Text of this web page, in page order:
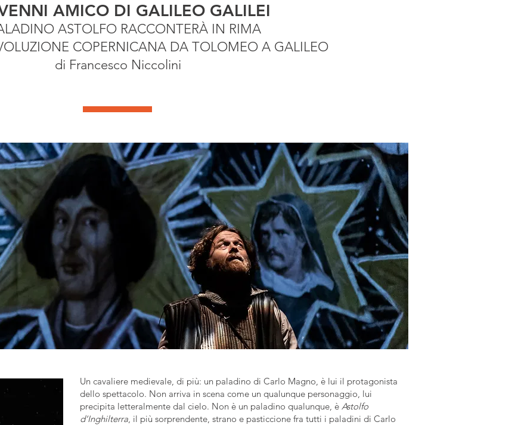
AMICO DI GALILEO GALILEI
ASTOLFO RACCONTERÀ IN RIMA
COPERNICANA DA TOLOMEO A GALILEO
di Francesco Niccolini
Un cavaliere medievale, di più: un paladino di Carlo Magno, è lui il protagonista
dello spettacolo. Non arriva in scena come un qualunque personaggio, lui
precipita letteralmente dal cielo. Non è un paladino qualunque, è Astolfo
d’Inghilterra, il più sorprendente, strano e pasticcione fra tutti i paladini di Carlo